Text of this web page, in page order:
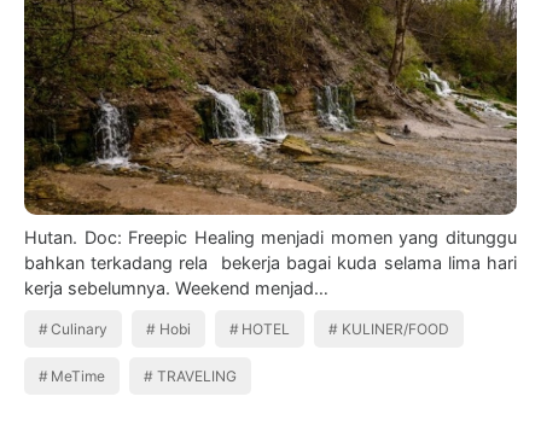
Hutan. Doc: Freepic Healing menjadi momen yang ditunggu
bahkan terkadang rela bekerja bagai kuda selama lima hari
kerja sebelumnya. Weekend menjad…
Culinary Hobi HOTEL KULINER/FOOD
MeTime TRAVELING